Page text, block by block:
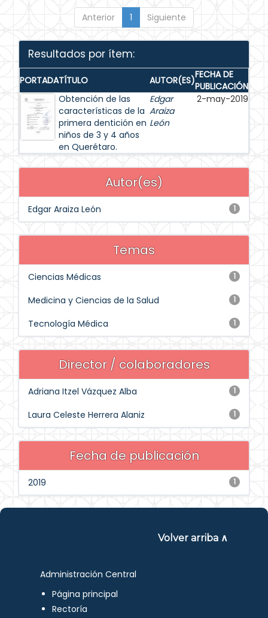
Anterior 1 Siguiente
Resultados por ítem:
PORTADATÍTULO AUTOR(ES)FECHA DE
PUBLICACIÓN
Obtención de las
características de la
primera dentición en
niños de 3 y 4 años
en Querétaro.
Edgar
Araiza
León
2-may-2019
Autor(es)
1
Edgar Araiza León
Temas
1
Ciencias Médicas
1
Medicina y Ciencias de la Salud
1
Tecnología Médica
Director / colaboradores
1
Adriana Itzel Vázquez Alba
1
Laura Celeste Herrera Alaniz
Fecha de publicación
1
2019
Volver arriba ∧
Administración Central
Página principal
Rectoría